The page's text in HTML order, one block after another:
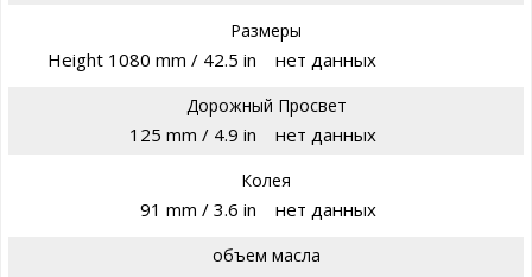
Размеры
Height 1080 mm / 42.5 in нет данных
Дорожный Просвет
125 mm / 4.9 in нет данных
Колея
91 mm / 3.6 in нет данных
объем масла